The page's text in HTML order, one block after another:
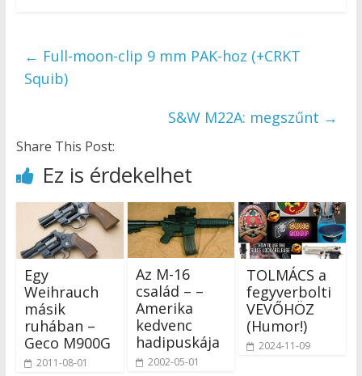
← Full-moon-clip 9 mm PAK-hoz (+CRKT
Squib)
S&W M22A: megszűnt →
Share This Post:
Ez is érdekelhet
Egy
Weihrauch
másik
ruhában –
Geco M900G
2011-08-01
Az M-16
család – –
Amerika
kedvenc
hadipuskája
2002-05-01
TOLMÁCS a
fegyverbolti
VEVŐHÖZ
(Humor!)
2024-11-09